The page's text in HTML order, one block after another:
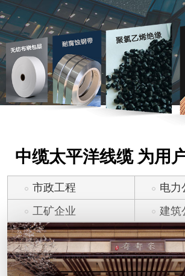
中缆太平洋线缆 为用
市政工程
电力
工矿企业
建筑